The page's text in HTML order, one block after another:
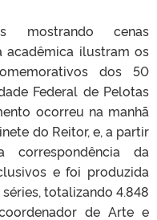
mostrando cenas
acadêmica ilustram os
dos 50
Federal de Pelotas
ocorreu na manhã
do Reitor, e, a partir
da
e foi produzida
totalizando 4.848
de Arte e